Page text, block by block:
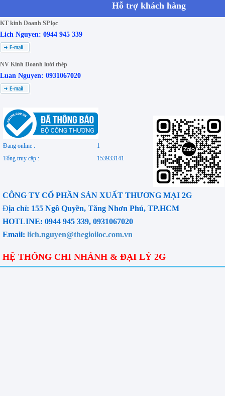
Hỗ trợ khách hàng
KT kinh Doanh SP lọc
Lich Nguyen: 0944 945 339
NV Kinh Doanh lưới thép
Luan Nguyen: 0931067020
Đang online :
1
Tổng truy cập :
153933141
CÔNG TY CỔ PHẦN SẢN XUẤT THƯƠNG MẠI 2G
Địa chỉ: 155 Ngô Quyền, Tăng Nhơn Phú, TP.HCM
HOTLINE: 0944 945 339, 0931067020
Email: lich.nguyen@thegioiloc.com.vn
HỆ THỐNG CHI NHÁNH & ĐẠI LÝ 2G